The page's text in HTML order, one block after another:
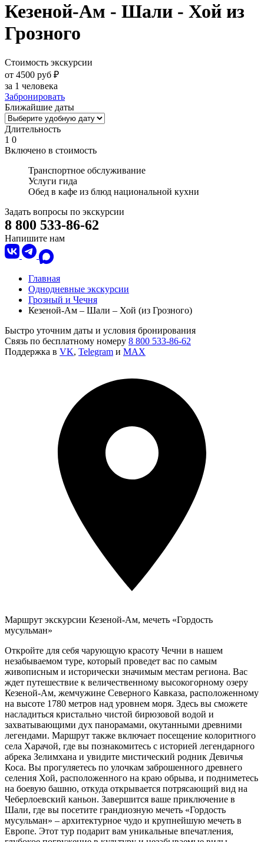
Кезеной-Ам - Шали - Хой из
Грозного
Стоимость экскурсии
от 4500 руб ₽
за 1 человека
Забронировать
Ближайшие даты
Длительность
1 0
Включено в стоимость
Транспортное обслуживание
Услуги гида
Обед в кафе из блюд национальной кухни
Задать вопросы по экскурсии
8 800 533-86-62
Напишите нам
Главная
Однодневные экскурсии
Грозный и Чечня
Кезеной-Ам – Шали – Хой (из Грозного)
Быстро уточним даты и условия бронирования
Связь по бесплатному номеру 8 800 533-86-62
Поддержка в VK, Telegram и MAX
Маршрут экскурсии Кезеной-Ам, мечеть «Гордость
мусульман»
Откройте для себя чарующую красоту Чечни в нашем
незабываемом туре, который проведет вас по самым
живописным и исторически значимым местам региона. Вас
ждет путешествие к величественному высокогорному озеру
Кезеной-Ам, жемчужине Северного Кавказа, расположенному
на высоте 1780 метров над уровнем моря. Здесь вы сможете
насладиться кристально чистой бирюзовой водой и
захватывающими дух панорамами, окутанными древними
легендами. Маршрут также включает посещение колоритного
села Харачой, где вы познакомитесь с историей легендарного
абрека Зелимхана и увидите мистический родник Девичья
Коса. Вы прогуляетесь по улочкам заброшенного древнего
селения Хой, расположенного на краю обрыва, и подниметесь
на боевую башню, откуда открывается потрясающий вид на
Чеберлоевский каньон. Завершится ваше приключение в
Шали, где вы посетите грандиозную мечеть «Гордость
мусульман» – архитектурное чудо и крупнейшую мечеть в
Европе. Этот тур подарит вам уникальные впечатления,